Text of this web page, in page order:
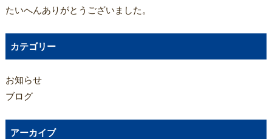
たいへんありがとうございました。
カテゴリー
お知らせ
ブログ
アーカイブ